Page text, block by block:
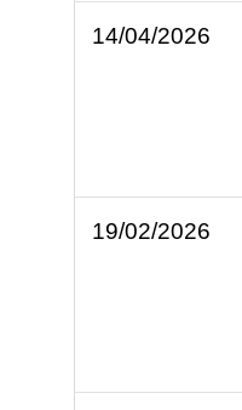
14/04/2026
19/02/2026